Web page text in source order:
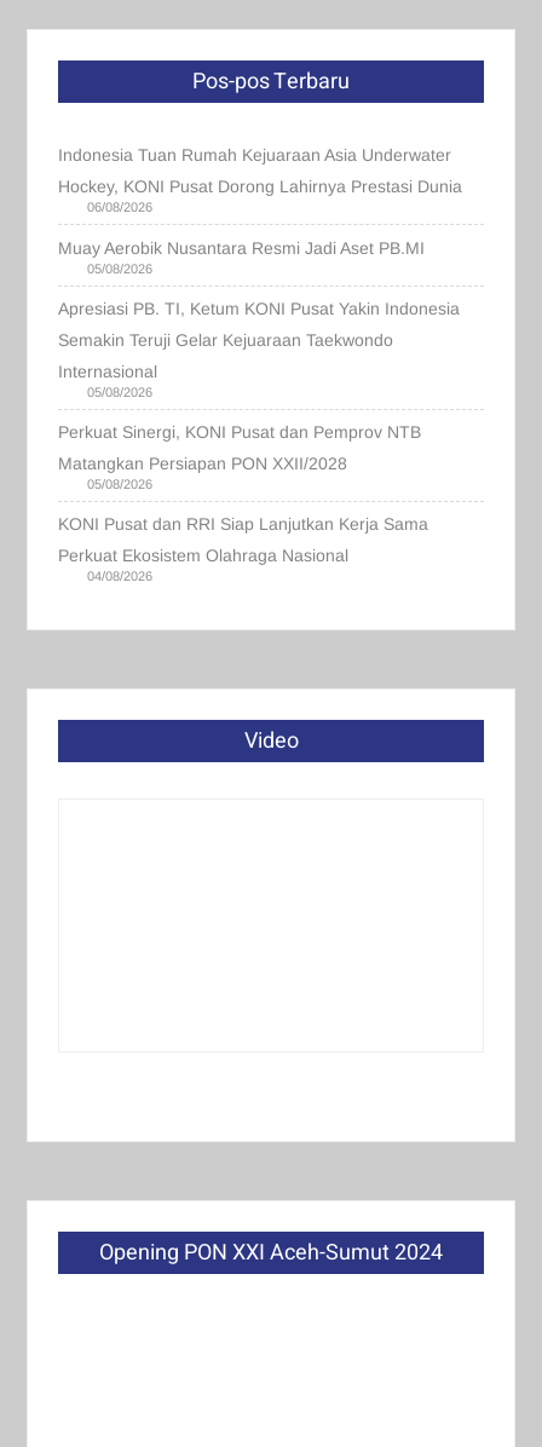
Pos-pos Terbaru
Indonesia Tuan Rumah Kejuaraan Asia Underwater
Hockey, KONI Pusat Dorong Lahirnya Prestasi Dunia
06/08/2026
Muay Aerobik Nusantara Resmi Jadi Aset PB.MI
05/08/2026
Apresiasi PB. TI, Ketum KONI Pusat Yakin Indonesia
Semakin Teruji Gelar Kejuaraan Taekwondo
Internasional
05/08/2026
Perkuat Sinergi, KONI Pusat dan Pemprov NTB
Matangkan Persiapan PON XXII/2028
05/08/2026
KONI Pusat dan RRI Siap Lanjutkan Kerja Sama
Perkuat Ekosistem Olahraga Nasional
04/08/2026
Video
Opening PON XXI Aceh-Sumut 2024